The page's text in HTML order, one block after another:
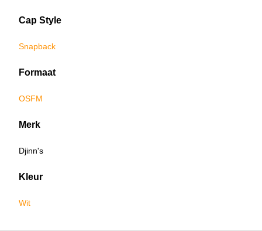
Cap Style
Snapback
Formaat
OSFM
Merk
Djinn's
Kleur
Wit